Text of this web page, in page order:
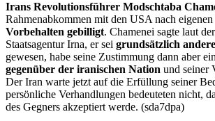
Irans Revolutionsführer Modschtaba
Rahmenabkommen mit den USA nach
Vorbehalten gebilligt. Chamenei sagte laut
Staatsagentur Irna, er sei grundsätzlich
gewesen, habe seine Zustimmung dann aber
gegenüber der iranischen Nation und seiner
Der Iran warte jetzt auf die Erfüllung seiner
persönliche Verhandlungen bedeuteten nicht,
des Gegners akzeptiert werde. (sda7dpa)